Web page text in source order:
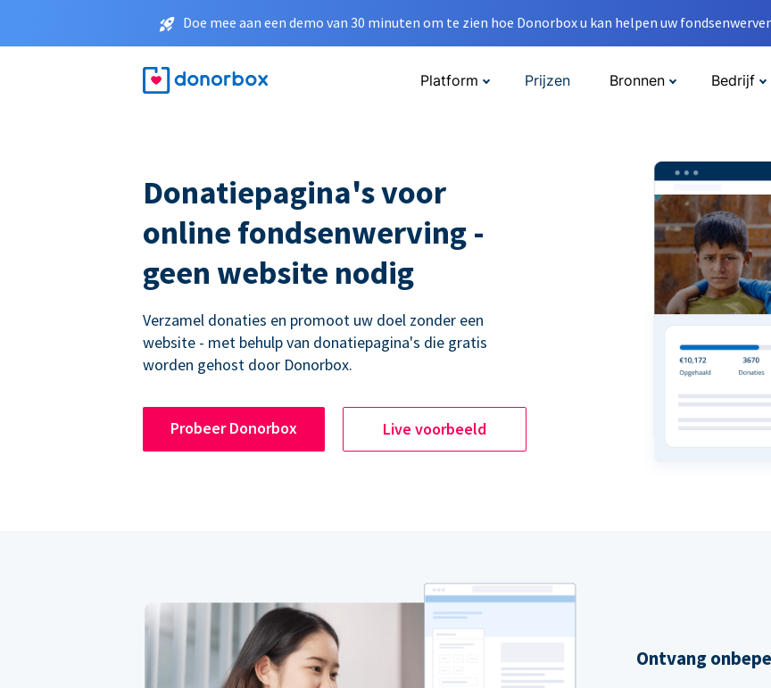
Doe mee aan een demo van 30 minuten om te zien hoe Donorbox u kan helpen uw
Platform Prijzen Bronnen Bedrijf
Donatiepagina's voor
online fondsenwerving -
geen website nodig
Verzamel donaties en promoot uw doel zonder een
website - met behulp van donatiepagina's die gratis
worden gehost door Donorbox.
Probeer Donorbox Live voorbeeld
Ontvang